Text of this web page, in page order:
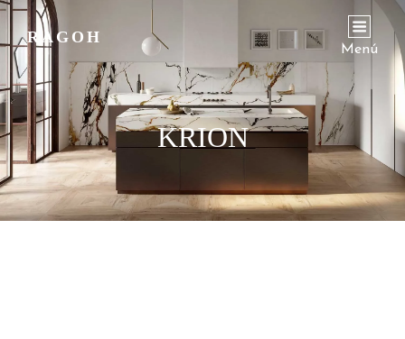
RAGOH
Menú
KRION